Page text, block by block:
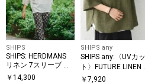
SHIPS
SHIPS: HERDMANS
リネン 7スリーブ カ
プリ シャツ
￥ 14,300
SHIPS any
SHIPS any:〈UVカッ
ト〉FUTURE LINEN C
ANVAS リネンライク
￥7,920